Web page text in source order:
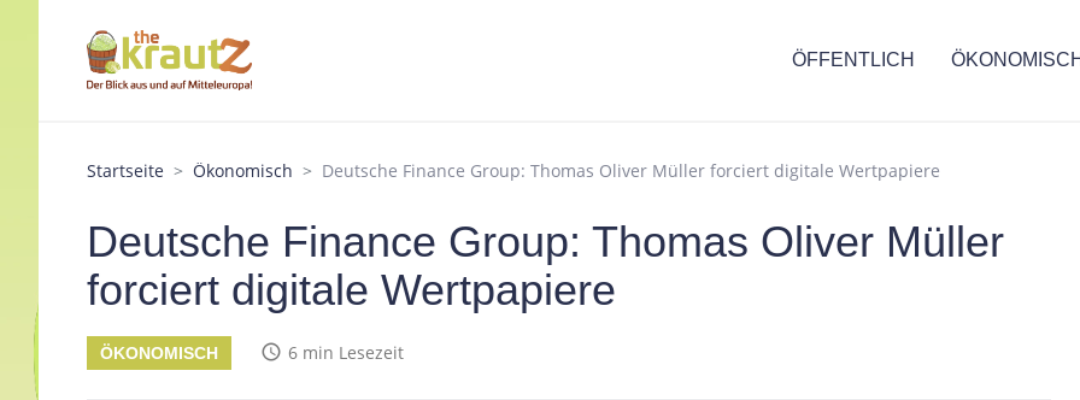
ÖFFENTLICH ÖKONOMISCH
Startseite Ökonomisch Deutsche Finance Group: Thomas Oliver Müller forciert digitale Wertpapiere
Deutsche Finance Group: Thomas Oliver Müller
forciert digitale Wertpapiere
ÖKONOMISCH access_time 6 min Lesezeit